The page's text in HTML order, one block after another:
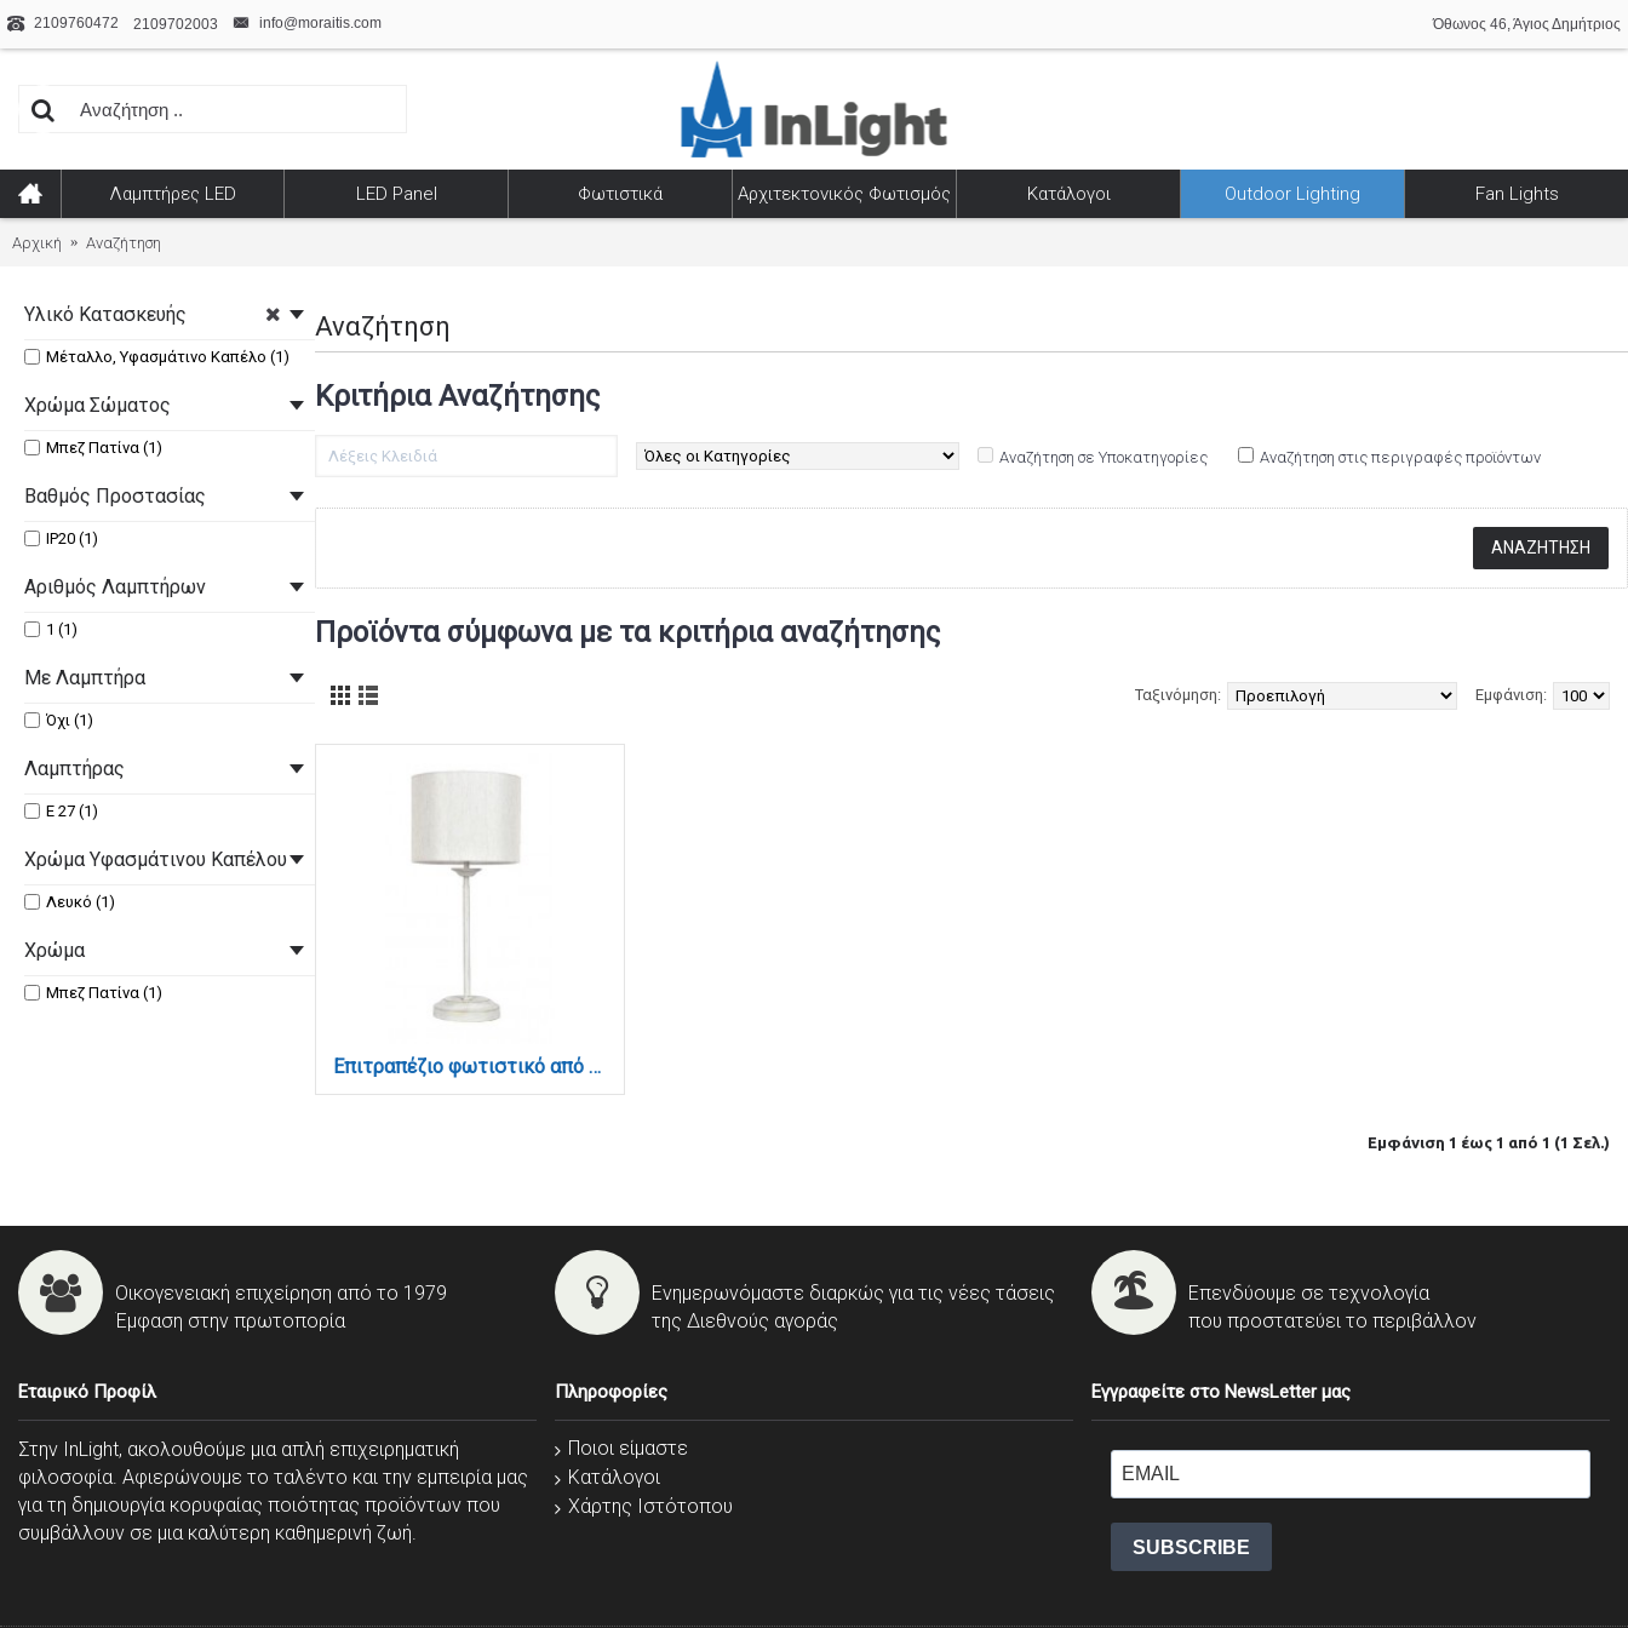
2109760472 2109702003 info@moraitis.com Όθωνος 46, Άγιος Δημήτριος
Λαμπτήρες LED LED Panel Φωτιστικά Αρχιτεκτονικός Φωτισμός Κατάλογοι Outdoor Lighting Fan Lights
Αρχική Αναζήτηση
Υλικό Κατασκευής
Μέταλλο, Υφασμάτινο Καπέλο (1)
Χρώμα Σώματος
Μπεζ Πατίνα (1)
Βαθμός Προστασίας
IP20 (1)
Αριθμός Λαμπτήρων
1 (1)
Με Λαμπτήρα
Όχι (1)
Λαμπτήρας
Ε 27 (1)
Χρώμα Υφασμάτινου Καπέλου
Λευκό (1)
Χρώμα
Μπεζ Πατίνα (1)
Αναζήτηση
Κριτήρια Αναζήτησης
Αναζήτηση σε Υποκατηγορίες Αναζήτηση στις περιγραφές προϊόντων
Προϊόντα σύμφωνα με τα κριτήρια αναζήτησης
Εμφάνιση:
Ταξινόμηση:
Επιτραπέζιο φωτιστικό από μέταλλο σε μπεζ πατίνα και υφασμάτινο καπέλο 1XE27 D:54cm (3065)
Εμφάνιση 1 έως 1 από 1 (1 Σελ.)
Οικογενειακή επιχείρηση από το 1979
Έμφαση στην πρωτοπορία
Ενημερωνόμαστε διαρκώς για τις νέες τάσεις
της Διεθνούς αγοράς
Επενδύουμε σε τεχνολογία
που προστατεύει το περιβάλλον
Εταιρικό Προφίλ
Στην InLight, ακολουθούμε μια απλή επιχειρηματική
φιλοσοφία. Αφιερώνουμε το ταλέντο και την εμπειρία μας
για τη δημιουργία κορυφαίας ποιότητας προϊόντων που
συμβάλλουν σε μια καλύτερη καθημερινή ζωή.
Πληροφορίες
Ποιοι είμαστε
Κατάλογοι
Χάρτης Ιστότοπου
Εγγραφείτε στο NewsLetter μας
SUBSCRIBE